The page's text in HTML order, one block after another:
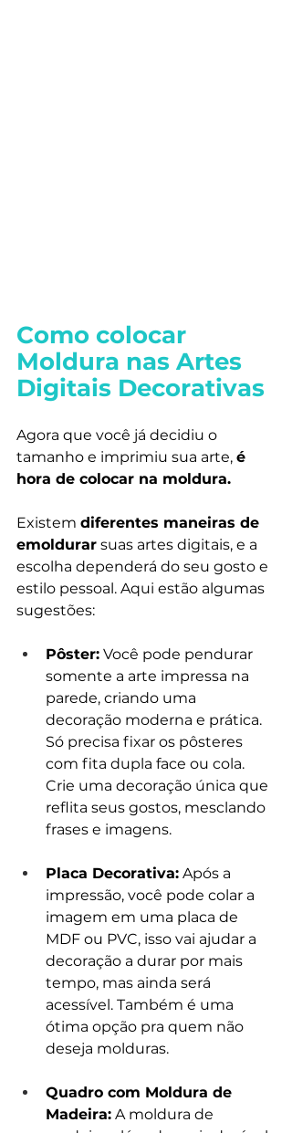
Como colocar
Moldura nas Artes
Digitais Decorativas
Agora que você já decidiu o
tamanho e imprimiu sua arte, é
hora de colocar na moldura.
Existem diferentes maneiras de
emoldurar suas artes digitais, e a
escolha dependerá do seu gosto e
estilo pessoal. Aqui estão algumas
sugestões:
Pôster: Você pode pendurar
somente a arte impressa na
parede, criando uma
decoração moderna e prática.
Só precisa fixar os pôsteres
com fita dupla face ou cola.
Crie uma decoração única que
reflita seus gostos, mesclando
frases e imagens.
Placa Decorativa: Após a
impressão, você pode colar a
imagem em uma placa de
MDF ou PVC, isso vai ajudar a
decoração a durar por mais
tempo, mas ainda será
acessível. Também é uma
ótima opção pra quem não
deseja molduras.
Quadro com Moldura de
Madeira: A moldura de